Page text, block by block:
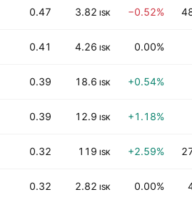
0.47 3.82 ISK −0.52%
0.41 4.26 ISK 0.00%
0.39 18.6 ISK +0.54%
0.39 12.9 ISK +1.18%
0.32 119 ISK +2.59%
0.32 2.82 ISK 0.00%